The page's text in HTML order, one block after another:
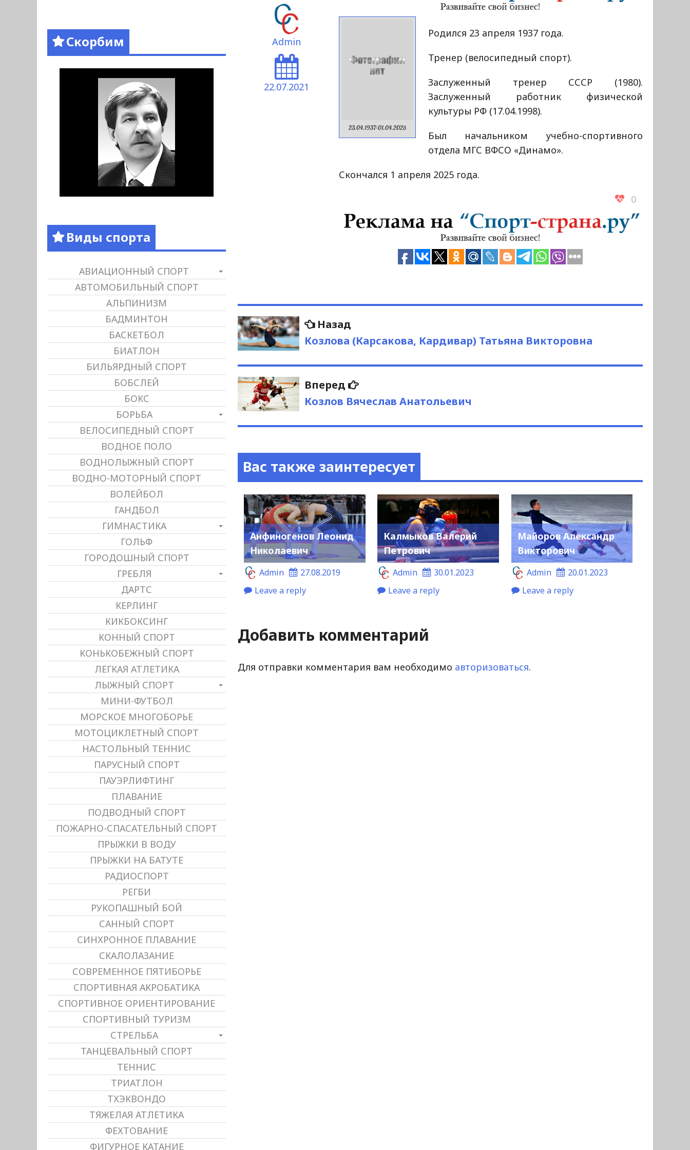
Admin
22.07.2021
23.04.1937-01.04.2025
Родился 23 апреля 1937 года.
Тренер (велосипедный спорт).
Заслуженный тренер СССР (1980).
Заслуженный работник физической
культуры РФ (17.04.1998).
Был начальником учебно-спортивного
отдела МГС ВФСО «Динамо».
Скончался 1 апреля 2025 года.
0
Навигация
по
записям
Назад
запись:
Козлова (Карсакова, Кардивар) Татьяна Викторовна
Вперед
Следующая
запись:
Козлов Вячеслав Анатольевич
Вас также заинтересует
Анфиногенов Леонид
Николаевич
Admin
27.08.2019
Leave a reply
Калмыков Валерий
Петрович
Admin
30.01.2023
Leave a reply
Майоров Александр
Викторович
Admin
20.01.2023
Leave a reply
Добавить комментарий
Для отправки комментария вам необходимо авторизоваться.
Скорбим
Виды спорта
АВИАЦИОННЫЙ СПОРТ
АВТОМОБИЛЬНЫЙ СПОРТ
АЛЬПИНИЗМ
БАДМИНТОН
БАСКЕТБОЛ
БИАТЛОН
БИЛЬЯРДНЫЙ СПОРТ
БОБСЛЕЙ
БОКС
БОРЬБА
ВЕЛОСИПЕДНЫЙ СПОРТ
ВОДНОЕ ПОЛО
ВОДНОЛЫЖНЫЙ СПОРТ
ВОДНО-МОТОРНЫЙ СПОРТ
ВОЛЕЙБОЛ
ГАНДБОЛ
ГИМНАСТИКА
ГОЛЬФ
ГОРОДОШНЫЙ СПОРТ
ГРЕБЛЯ
ДАРТС
КЕРЛИНГ
КИКБОКСИНГ
КОННЫЙ СПОРТ
КОНЬКОБЕЖНЫЙ СПОРТ
ЛЕГКАЯ АТЛЕТИКА
ЛЫЖНЫЙ СПОРТ
МИНИ-ФУТБОЛ
МОРСКОЕ МНОГОБОРЬЕ
МОТОЦИКЛЕТНЫЙ СПОРТ
НАСТОЛЬНЫЙ ТЕННИС
ПАРУСНЫЙ СПОРТ
ПАУЭРЛИФТИНГ
ПЛАВАНИЕ
ПОДВОДНЫЙ СПОРТ
ПОЖАРНО-СПАСАТЕЛЬНЫЙ СПОРТ
ПРЫЖКИ В ВОДУ
ПРЫЖКИ НА БАТУТЕ
РАДИОСПОРТ
РЕГБИ
РУКОПАШНЫЙ БОЙ
САННЫЙ СПОРТ
СИНХРОННОЕ ПЛАВАНИЕ
СКАЛОЛАЗАНИЕ
СОВРЕМЕННОЕ ПЯТИБОРЬЕ
СПОРТИВНАЯ АКРОБАТИКА
СПОРТИВНОЕ ОРИЕНТИРОВАНИЕ
СПОРТИВНЫЙ ТУРИЗМ
СТРЕЛЬБА
ТАНЦЕВАЛЬНЫЙ СПОРТ
ТЕННИС
ТРИАТЛОН
ТХЭКВОНДО
ТЯЖЕЛАЯ АТЛЕТИКА
ФЕХТОВАНИЕ
ФИГУРНОЕ КАТАНИЕ